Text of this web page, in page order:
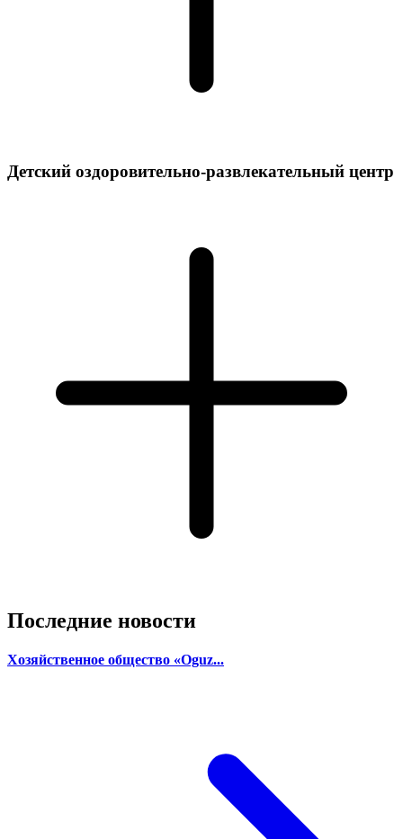
Детский оздоровительно-развлекательный центр
Последние новости
Хозяйственное общество «Oguz...